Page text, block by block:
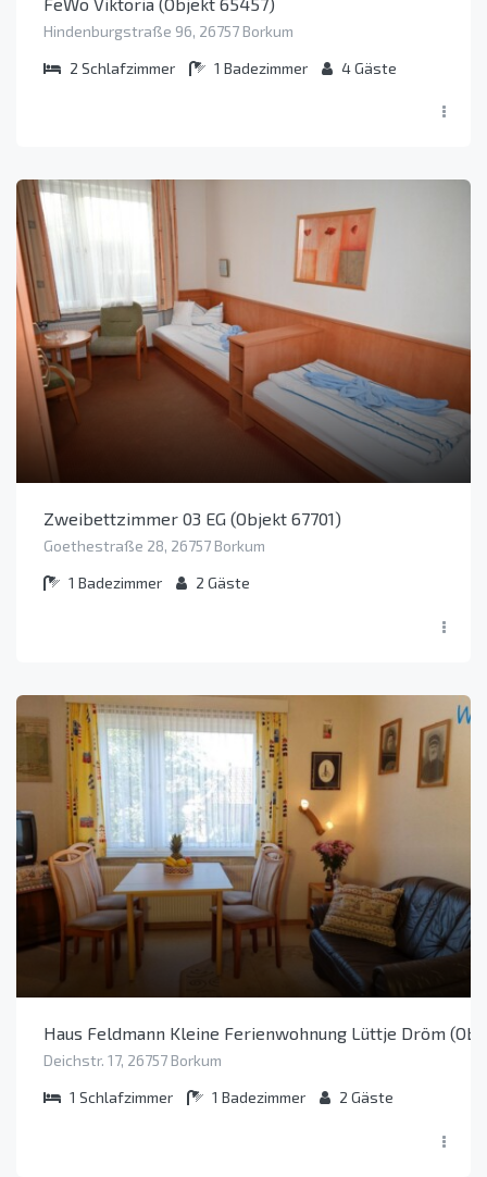
Hindenburgstraße 96, 26757 Borkum
2 Schlafzimmer 1 Badezimmer 4Gäste
Zweibettzimmer 03 EG (Objekt 67701)
Goethestraße 28, 26757 Borkum
1 Badezimmer 2 Gäste
Haus Feldmann Kleine Ferienwohnung Lüttje Dröm
Deichstr. 17, 26757 Borkum
1 Schlafzimmer 1 Badezimmer 2 Gäste